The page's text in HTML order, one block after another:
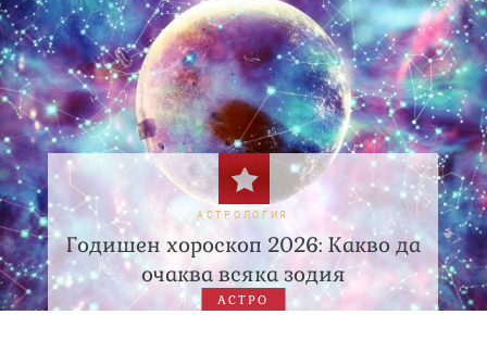
АСТРОЛОГИЯ
Годишен хороскоп 2026: Какво да
очаква всяка зодия
АСТРО